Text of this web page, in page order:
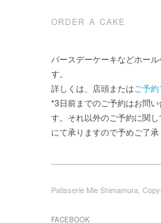
ORDER A CAKE
バースデーケーキなどホー
す。
詳しくは、店頭またはご予
*3日前までのご予約はお問
す。それ以外のご予約に関
にて承りますので予めご了承
Patisserie Mie Shimamura,
FACEBOOK